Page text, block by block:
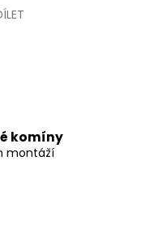
komíny
montáží